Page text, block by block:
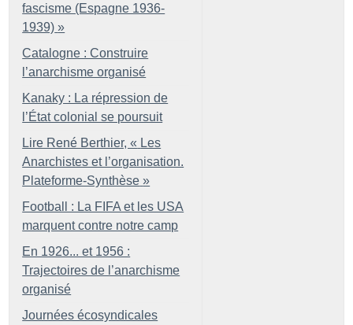
fascisme (Espagne 1936-
1939) »
Catalogne : Construire
l’anarchisme organisé
Kanaky : La répression de
l’État colonial se poursuit
Lire René Berthier, « Les
Anarchistes et l’organisation.
Plateforme-Synthèse »
Football : La FIFA et les USA
marquent contre notre camp
En 1926... et 1956 :
Trajectoires de l’anarchisme
organisé
Journées écosyndicales